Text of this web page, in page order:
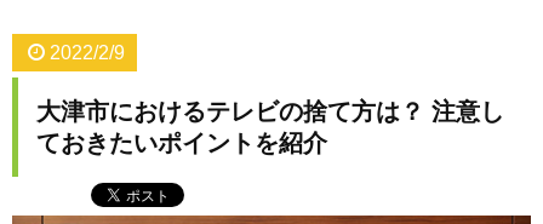
2022/2/9
大津市におけるテレビの捨て方は？ 注意し
ておきたいポイントを紹介